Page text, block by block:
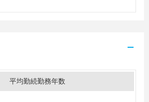
平均勤続勤務年数